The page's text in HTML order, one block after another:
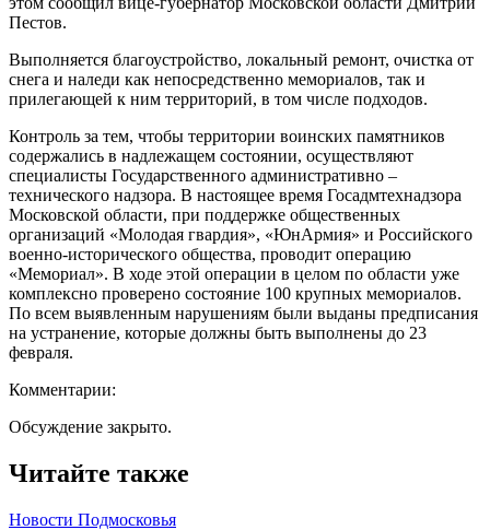
Пестов.
Выполняется благоустройство, локальный ремонт, очистка от
снега и наледи как непосредственно мемориалов, так и
прилегающей к ним территорий, в том числе подходов.
Контроль за тем, чтобы территории воинских памятников
содержались в надлежащем состоянии, осуществляют
специалисты Государственного административно –
технического надзора. В настоящее время Госадмтехнадзора
Московской области, при поддержке общественных
организаций «Молодая гвардия», «ЮнАрмия» и Российского
военно-исторического общества, проводит операцию
«Мемориал». В ходе этой операции в целом по области уже
комплексно проверено состояние 100 крупных мемориалов.
По всем выявленным нарушениям были выданы предписания
на устранение, которые должны быть выполнены до 23
февраля.
Комментарии:
Обсуждение закрыто.
Читайте также
Новости Подмосковья